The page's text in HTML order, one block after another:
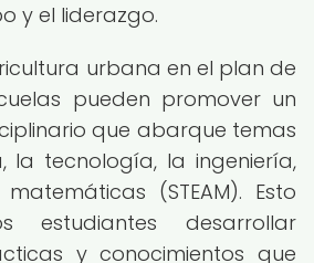
y el liderazgo.
urbana en el plan de
pueden promover un
que abarque temas
la tecnología, la ingeniería,
(STEAM). Esto
desarrollar
y conocimientos que